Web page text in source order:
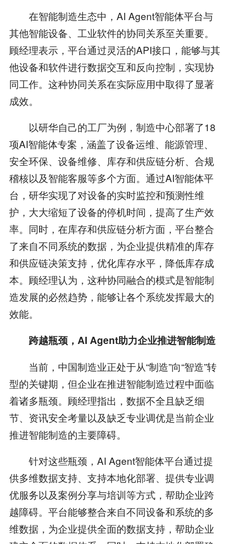
在智能制造生态中，AI Agent智能体平台与
其他智能设备、工业软件的协同关系至关重要。
顾经理表示，平台通过灵活的API接口，能够与其
他设备和软件进行数据交互和反向控制，实现协
同工作。这种协同关系在实际应用中取得了显著
成效。
以研华自己的工厂为例，制造中心部署了18
项AI智能体专案，涵盖了设备运维、能源管理、
安全环保、设备维修、库存和供应链分析、合规
稽核以及智能客服等多个方面。通过AI智能体平
台，研华实现了对设备的实时监控和预测性维
护，大大缩短了设备的停机时间，提高了生产效
率。同时，在库存和供应链分析方面，平台整合
了来自不同系统的数据，为企业提供精准的库存
和供应链决策支持，优化库存水平，降低库存成
本。顾经理认为，这种协同融合的模式是智能制
造发展的必然趋势，能够让各个系统发挥最大的
效能。
跨越瓶颈，AI Agent助力企业推进智能制造
当前，中国制造业正处于从“制造”向“智造”转
型的关键期，但企业在推进智能制造过程中面临
着诸多瓶颈。顾经理指出，数据不全且缺乏细
节、资讯安全考量以及缺乏专业调优是当前企业
推进智能制造的主要障碍。
针对这些瓶颈，AI Agent智能体平台通过提
供多维数据支持、支持本地化部署、提供专业调
优服务以及案例分享与培训等方式，帮助企业跨
越障碍。平台能够整合来自不同设备和系统的多
维数据，为企业提供全面的数据支持，帮助企业